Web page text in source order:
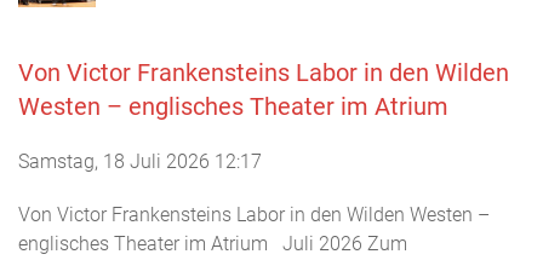
Von Victor Frankensteins Labor in den Wilden
Westen – englisches Theater im Atrium
Samstag, 18 Juli 2026 12:17
Von Victor Frankensteins Labor in den Wilden Westen –
englisches Theater im Atrium Juli 2026 Zum